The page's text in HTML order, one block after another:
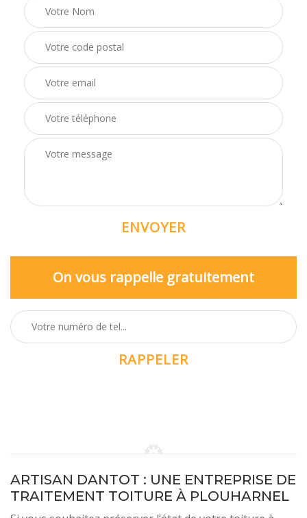
On vous rappelle gratuitement
ARTISAN DANTOT : UNE ENTREPRISE DE
TRAITEMENT TOITURE À PLOUHARNEL